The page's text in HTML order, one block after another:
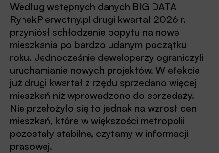
Według wstępnych danych BIG DATA
RynekPierwotny.pl drugi kwartał 2026 r.
przyniósł schłodzenie popytu na nowe
mieszkania po bardzo udanym początku
roku. Jednocześnie deweloperzy ograniczyli
uruchamianie nowych projektów. W efekcie
już drugi kwartał z rzędu sprzedano więcej
mieszkań niż wprowadzono do sprzedaży.
Nie przełożyło się to jednak na wzrost cen
mieszkań, które w większości metropolii
pozostały stabilne, czytamy w informacji
prasowej.